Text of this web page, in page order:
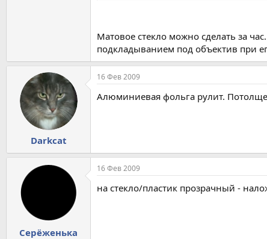
Матовое стекло можно сделать за
подкладыванием под объектив при
Darkcat
16 Фев 2009
Алюминиевая фольга рулит.
Серёженька
16 Фев 2009
на стекло/пластик прозрачный -